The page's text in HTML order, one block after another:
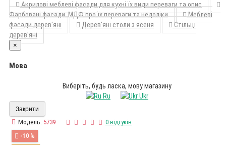
Акрилові меблеві фасади для кухні їх види переваги та опис
Фарбовані фасади МДФ про їх переваги та недоліки
Меблеві
фасади дерев'яні
Дерев'яні столи з ясеня
Стільці
дерев'яні
×
Мова
Виберіть, будь ласка, мову магазину
Ru
Ukr
Закрити
Модель: 5739 0 відгуків
-10 %